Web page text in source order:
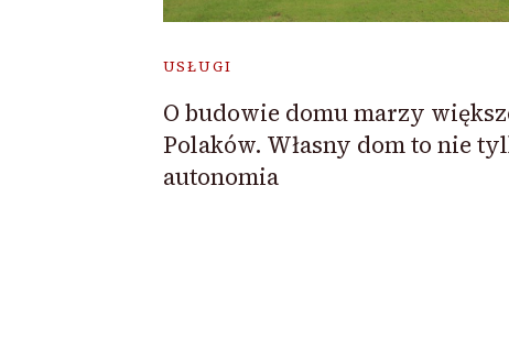
USŁUGI
O budowie domu marzy
Polaków. Własny dom to nie
autonomia